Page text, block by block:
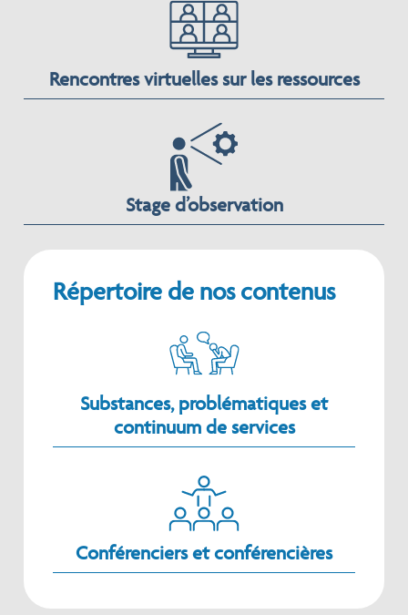
Rencontres virtuelles sur les ressources
Stage d’observation
Répertoire de nos contenus
Substances, problématiques et
continuum de services
Conférenciers et conférencières